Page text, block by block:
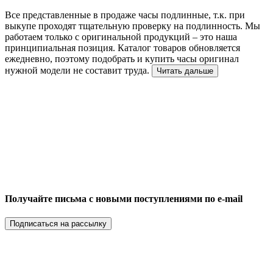
Все представленные в продаже часы подлинные, т.к. при
выкупе проходят тщательную проверку на подлинность. Мы
работаем только с оригинальной продукций – это наша
принципиальная позиция. Каталог товаров обновляется
ежедневно, поэтому подобрать и купить часы оригинал
нужной модели не составит труда.
Читать дальше
Получайте письма с новыми поступлениями по e-mail
Подписаться на рассылку